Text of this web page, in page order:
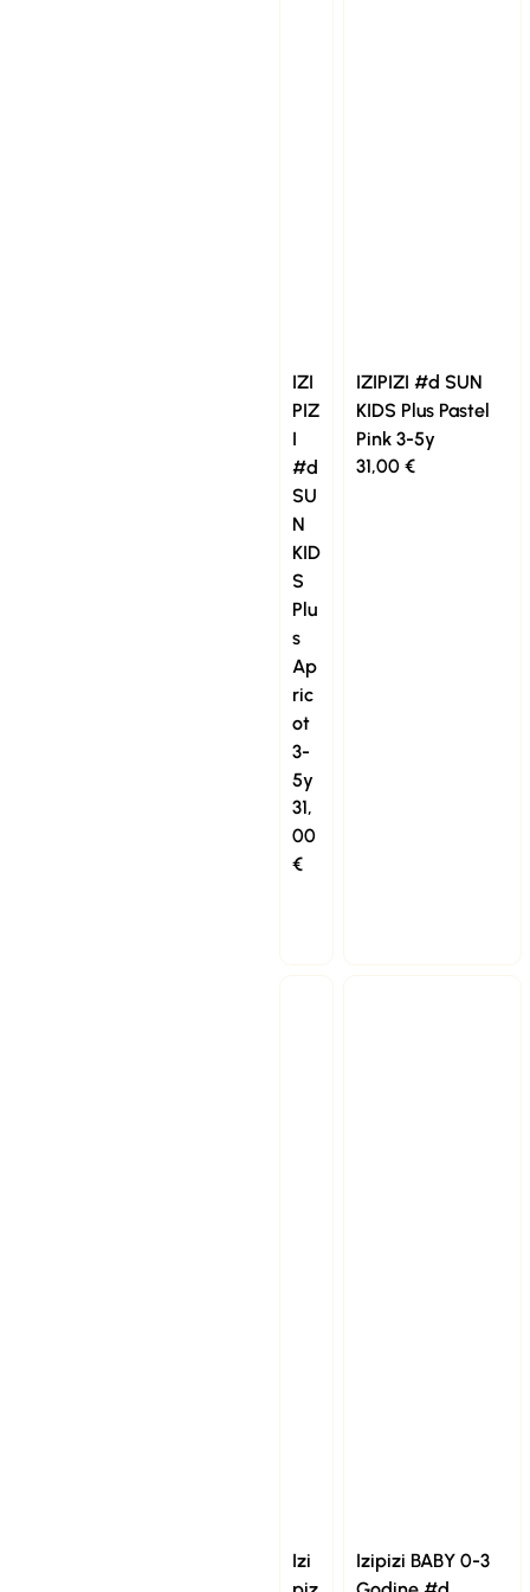
IZI
PIZ
I
#d
SU
N
KID
S
Plu
s
Ap
ric
ot
3-
5y
31,
00
€
IZIPIZI #d SUN
KIDS Plus Pastel
Pink 3-5y
31,00 €
Izi
Izipizi BABY 0-3